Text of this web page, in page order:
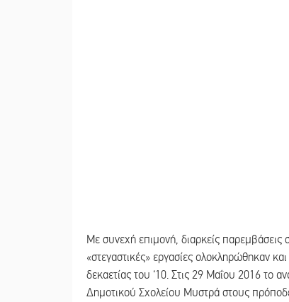
Με συνεχή επιμονή, διαρκείς
«στεγαστικές» εργασίες ολοκληρώθηκαν
δεκαετίας του ‘10. Στις 29 Μαΐου 2016 το
Δημοτικού Σχολείου Μυστρά στους